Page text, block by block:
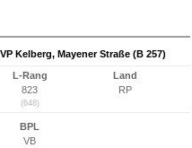
Kelberg, Mayener Straße (B 257)
L-Rang
823
(648)
Land
RP
BPL
VB